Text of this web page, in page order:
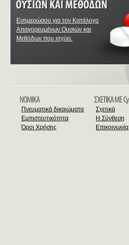
Ενημερώσου για τον Κατάλογο
Απαγορευμένων Ουσιών και
Μεθόδων που ισχύει.
Πνευματικά δικαιώματα
Εμπιστευτικότητα
Όροι Χρήσης
Σχετικά
Η Σύνθεση
Επικοινωνία